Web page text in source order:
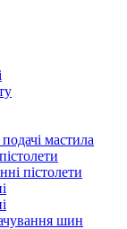
мастила
пістолети
шин